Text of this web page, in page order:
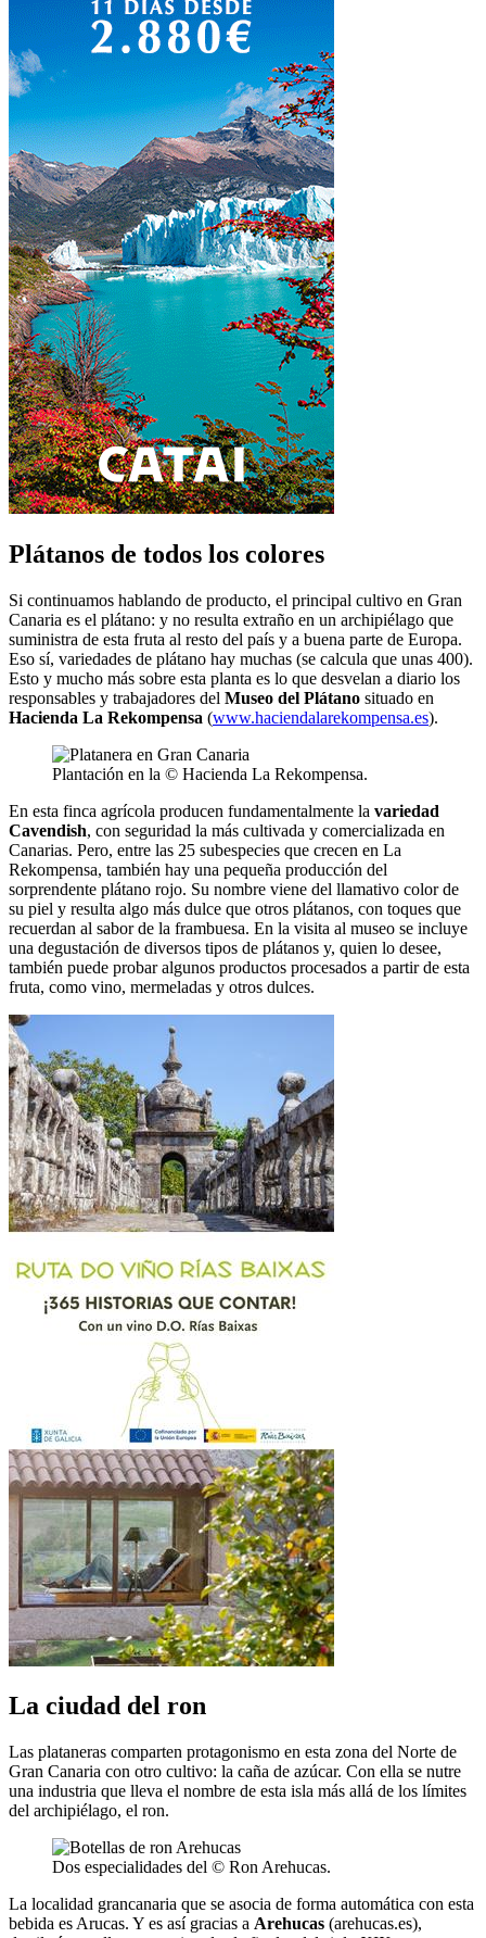
Plátanos de todos los colores
Si continuamos hablando de producto, el principal cultivo en Gran
Canaria es el plátano: y no resulta extraño en un archipiélago que
suministra de esta fruta al resto del país y a buena parte de Europa.
Eso sí, variedades de plátano hay muchas (se calcula que unas 400).
Esto y mucho más sobre esta planta es lo que desvelan a diario los
responsables y trabajadores del Museo del Plátano situado en
Hacienda La Rekompensa (www.haciendalarekompensa.es).
Plantación en la © Hacienda La Rekompensa.
En esta finca agrícola producen fundamentalmente la variedad
Cavendish, con seguridad la más cultivada y comercializada en
Canarias. Pero, entre las 25 subespecies que crecen en La
Rekompensa, también hay una pequeña producción del
sorprendente plátano rojo. Su nombre viene del llamativo color de
su piel y resulta algo más dulce que otros plátanos, con toques que
recuerdan al sabor de la frambuesa. En la visita al museo se incluye
una degustación de diversos tipos de plátanos y, quien lo desee,
también puede probar algunos productos procesados a partir de esta
fruta, como vino, mermeladas y otros dulces.
La ciudad del ron
Las plataneras comparten protagonismo en esta zona del Norte de
Gran Canaria con otro cultivo: la caña de azúcar. Con ella se nutre
una industria que lleva el nombre de esta isla más allá de los límites
del archipiélago, el ron.
Dos especialidades del © Ron Arehucas.
La localidad grancanaria que se asocia de forma automática con esta
bebida es Arucas. Y es así gracias a Arehucas (arehucas.es),